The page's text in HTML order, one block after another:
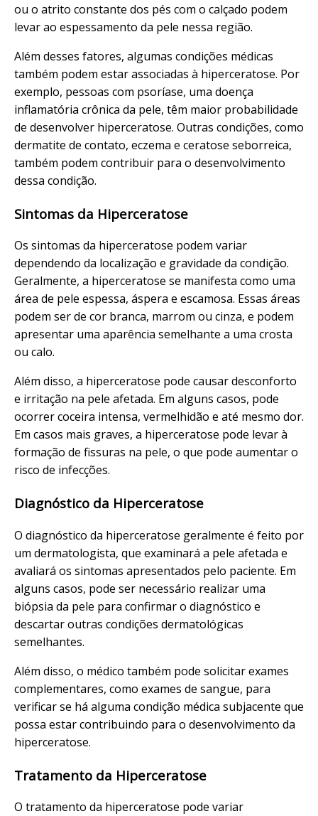
ou o atrito constante dos pés com o calçado podem
levar ao espessamento da pele nessa região.
Além desses fatores, algumas condições médicas
também podem estar associadas à hiperceratose. Por
exemplo, pessoas com psoríase, uma doença
inflamatória crônica da pele, têm maior probabilidade
de desenvolver hiperceratose. Outras condições, como
dermatite de contato, eczema e ceratose seborreica,
também podem contribuir para o desenvolvimento
dessa condição.
Sintomas da Hiperceratose
Os sintomas da hiperceratose podem variar
dependendo da localização e gravidade da condição.
Geralmente, a hiperceratose se manifesta como uma
área de pele espessa, áspera e escamosa. Essas áreas
podem ser de cor branca, marrom ou cinza, e podem
apresentar uma aparência semelhante a uma crosta
ou calo.
Além disso, a hiperceratose pode causar desconforto
e irritação na pele afetada. Em alguns casos, pode
ocorrer coceira intensa, vermelhidão e até mesmo dor.
Em casos mais graves, a hiperceratose pode levar à
formação de fissuras na pele, o que pode aumentar o
risco de infecções.
Diagnóstico da Hiperceratose
O diagnóstico da hiperceratose geralmente é feito por
um dermatologista, que examinará a pele afetada e
avaliará os sintomas apresentados pelo paciente. Em
alguns casos, pode ser necessário realizar uma
biópsia da pele para confirmar o diagnóstico e
descartar outras condições dermatológicas
semelhantes.
Além disso, o médico também pode solicitar exames
complementares, como exames de sangue, para
verificar se há alguma condição médica subjacente que
possa estar contribuindo para o desenvolvimento da
hiperceratose.
Tratamento da Hiperceratose
O tratamento da hiperceratose pode variar